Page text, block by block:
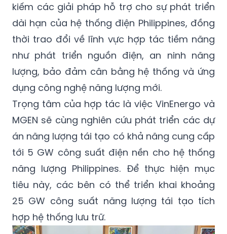
kiếm các giải pháp hỗ trợ cho sự phát triển
dài hạn của hệ thống điện Philippines, đồng
thời trao đổi về lĩnh vực hợp tác tiềm năng
như phát triển nguồn điện, an ninh năng
lượng, bảo đảm cân bằng hệ thống và ứng
dụng công nghệ năng lượng mới.
Trọng tâm của hợp tác là việc VinEnergo và
MGEN sẽ cùng nghiên cứu phát triển các dự
án năng lượng tái tạo có khả năng cung cấp
tới 5 GW công suất điện nền cho hệ thống
năng lượng Philippines. Để thực hiện mục
tiêu này, các bên có thể triển khai khoảng
25 GW công suất năng lượng tái tạo tích
hợp hệ thống lưu trữ.